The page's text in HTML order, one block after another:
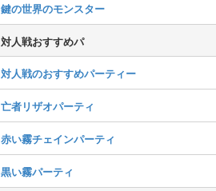
鍵の世界のモンスター
対人戦おすすめパ
対人戦のおすすめパーティー
亡者リザオパーティ
赤い霧チェインパーティ
黒い霧パーティ